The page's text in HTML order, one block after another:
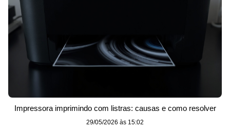
Impressora imprimindo com listras: causas e como resolver
29/05/2026 às 15:02